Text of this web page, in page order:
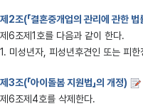
제2조(「결혼중개업의 관리에 관한 법
제6조제1호를 다음과 같이 한다.
1. 미성년자, 피성년후견인 또는 피한
제3조(「아이돌봄 지원법」의 개정)
제6조제4호를 삭제한다.